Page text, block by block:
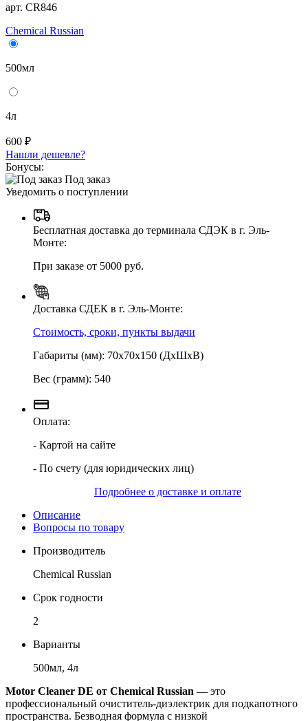
арт. CR846
Chemical Russian
500мл
4л
600 ₽
Нашли дешевле?
Бонусы:
Под заказ
Уведомить о поступлении
Бесплатная доставка до терминала СДЭК в г. Эль-
Монте:
При заказе от 5000 руб.
Доставка СДЕК в г. Эль-Монте:
Стоимость, сроки, пункты выдачи
Габариты (мм): 70х70х150 (ДхШхВ)
Вес (грамм): 540
Оплата:
- Картой на сайте
- По счету (для юридических лиц)
Подробнее о доставке и оплате
Описание
Вопросы по товару
Производитель
Chemical Russian
Срок годности
2
Варианты
500мл, 4л
Motor Cleaner DE от Chemical Russian — это
профессиональный очиститель-диэлектрик для подкапотного
пространства. Безводная формула с низкой